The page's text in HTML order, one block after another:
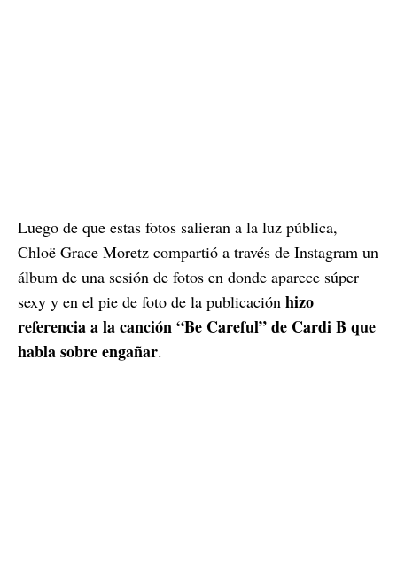
Luego de que estas fotos salieran a la luz pública,
Chloë Grace Moretz compartió a través de Instagram un
álbum de una sesión de fotos en donde aparece súper
sexy y en el pie de foto de la publicación hizo
referencia a la canción “Be Careful” de Cardi B que
habla sobre engañar.